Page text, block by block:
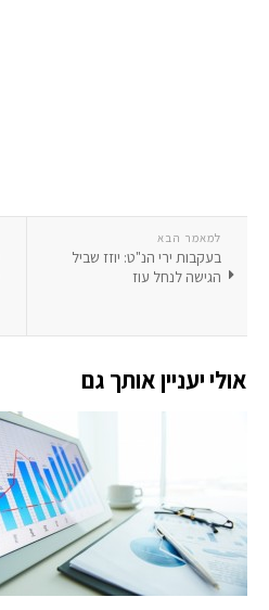
למאמר הבא
בעקבות ירי הנ"ט: יוזז שביל
הגישה לנחל עוז
אולי יעניין אותך גם